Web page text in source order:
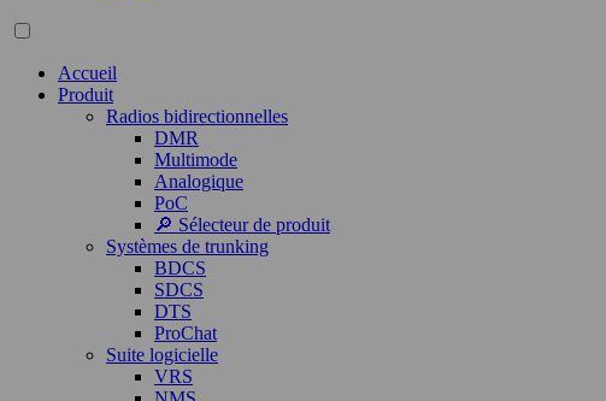
Accueil
Produit
Radios bidirectionnelles
DMR
Multimode
Analogique
PoC
🔎 Sélecteur de produit
Systèmes de trunking
BDCS
SDCS
DTS
ProChat
Suite logicielle
VRS